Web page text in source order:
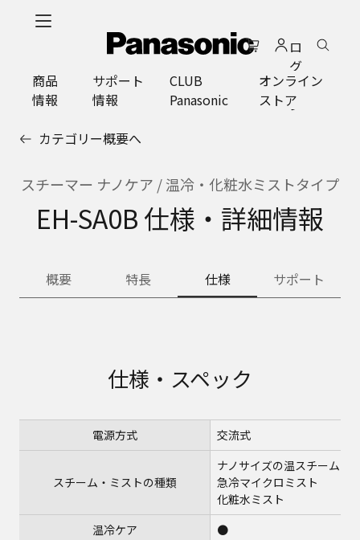
ロ
グ
イ
ン
商品
情報
サポート
情報
CLUB
Panasonic
オンライン
ストア
カテゴリー概要へ
スチーマー ナノケア / 温冷・化粧水ミストタイプ
EH-SA0B 仕様・詳細情報
概要 特長 仕様 サポート
仕様・スペック
電源方式 交流式
スチーム・ミストの種類
ナノサイズの温スチーム
急冷マイクロミスト
化粧水ミスト
温冷ケア
●